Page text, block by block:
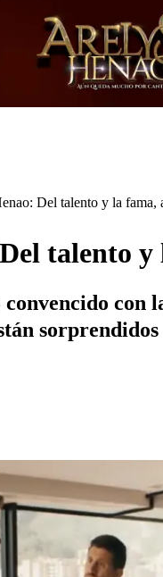
Del talento y la fama,
talento
con